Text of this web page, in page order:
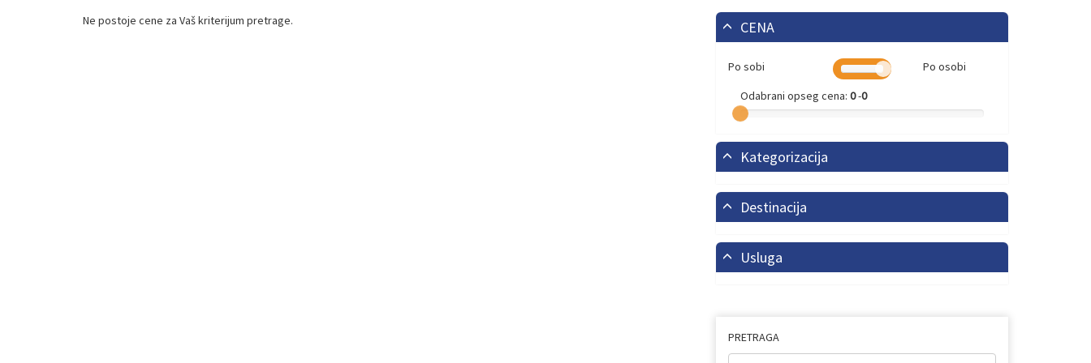
Ne postoje cene za Vaš kriterijum pretrage. CENA
Po sobi
Po osobi
Odabrani opseg cena: 0-0
Kategorizacija
Destinacija
Usluga
PRETRAGA